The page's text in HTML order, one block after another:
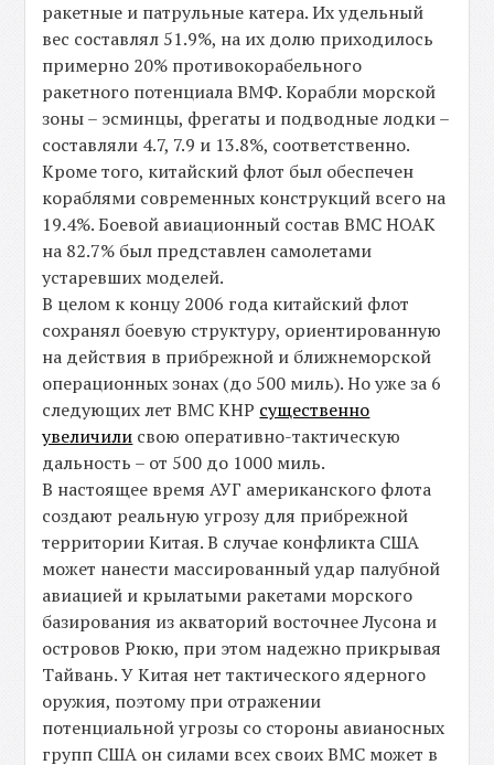
ракетные и патрульные катера. Их удельный
вес составлял 51.9%, на их долю приходилось
примерно 20% противокорабельного
ракетного потенциала ВМФ. Корабли морской
зоны – эсминцы, фрегаты и подводные лодки –
составляли 4.7, 7.9 и 13.8%, соответственно.
Кроме того, китайский флот был обеспечен
кораблями современных конструкций всего на
19.4%. Боевой авиационный состав ВМС НОАК
на 82.7% был представлен самолетами
устаревших моделей.
В целом к концу 2006 года китайский флот
сохранял боевую структуру, ориентированную
на действия в прибрежной и ближнеморской
операционных зонах (до 500 миль). Но уже за 6
следующих лет ВМС КНР существенно
увеличили свою оперативно-тактическую
дальность – от 500 до 1000 миль.
В настоящее время АУГ американского флота
создают реальную угрозу для прибрежной
территории Китая. В случае конфликта США
может нанести массированный удар палубной
авиацией и крылатыми ракетами морского
базирования из акваторий восточнее Лусона и
островов Рюкю, при этом надежно прикрывая
Тайвань. У Китая нет тактического ядерного
оружия, поэтому при отражении
потенциальной угрозы со стороны авианосных
групп США он силами всех своих ВМС может в